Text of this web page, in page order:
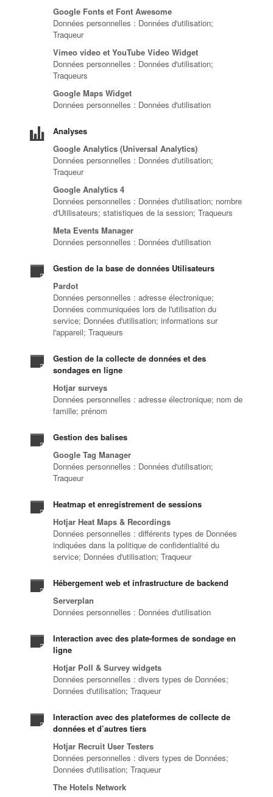
Google Fonts et Font Awesome
Données personnelles : Données d'utilisation;
Traqueur
Vimeo video et YouTube Video Widget
Données personnelles : Données d'utilisation;
Traqueurs
Google Maps Widget
Données personnelles : Données d'utilisation
Analyses
Google Analytics (Universal Analytics)
Données personnelles : Données d'utilisation;
Traqueur
Google Analytics 4
Données personnelles : Données d'utilisation; nombre
d'Utilisateurs; statistiques de la session; Traqueurs
Meta Events Manager
Données personnelles : Données d'utilisation
Gestion de la base de données Utilisateurs
Pardot
Données personnelles : adresse électronique;
Données communiquées lors de l'utilisation du
service; Données d'utilisation; informations sur
l'appareil; Traqueurs
Gestion de la collecte de données et des
sondages en ligne
Hotjar surveys
Données personnelles : adresse électronique; nom de
famille; prénom
Gestion des balises
Google Tag Manager
Données personnelles : Données d'utilisation;
Traqueur
Heatmap et enregistrement de sessions
Hotjar Heat Maps & Recordings
Données personnelles : différents types de Données
indiquées dans la politique de confidentialité du
service; Données d'utilisation; Traqueur
Hébergement web et infrastructure de backend
Serverplan
Données personnelles : Données d'utilisation
Interaction avec des plate-formes de sondage en
ligne
Hotjar Poll & Survey widgets
Données personnelles : divers types de Données;
Données d'utilisation; Traqueur
Interaction avec des plateformes de collecte de
données et d’autres tiers
Hotjar Recruit User Testers
Données personnelles : divers types de Données;
Données d'utilisation; Traqueur
The Hotels Network